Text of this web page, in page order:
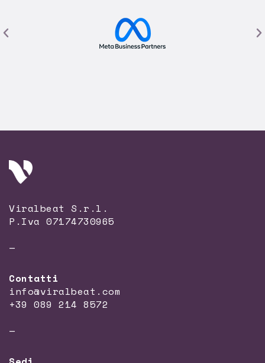
Viralbeat S.r.l.
P.Iva 07174730965
—
Contatti
info@viralbeat.com
+39 089 214 8572
—